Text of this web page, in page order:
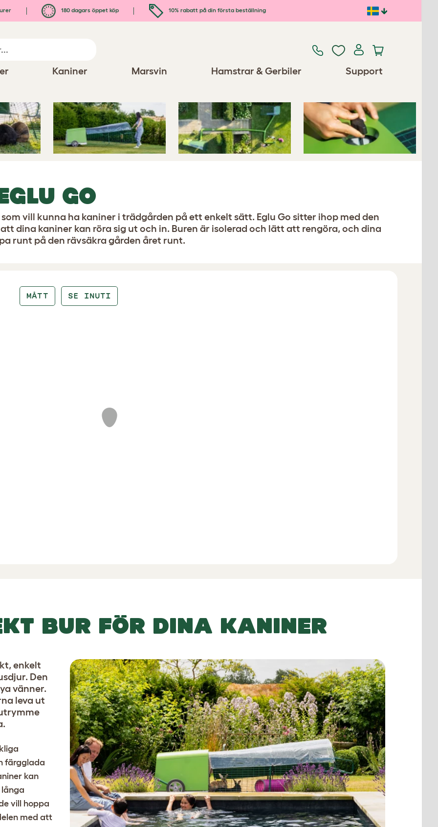
180 dagars öppet köp 10% rabatt på din första beställning
Kaniner Marsvin Hamstrar & Gerbiler Support
Reservdelar/tillbehör
Previous Next
GO
vill kunna ha kaniner i trädgården på ett enkelt sätt. Eglu Go sitter ihop med den
dina kaniner kan röra sig ut och in. Buren är isolerad och lätt att rengöra, och dina
runt på den rävsäkra gården året runt.
MÅTT SE INUTI
BUR FÖR DINA KANINER
enkelt
Den
vänner.
leva ut
färgglada
kan
långa
vill hoppa
med att